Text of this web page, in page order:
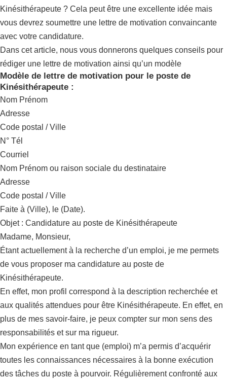
Kinésithérapeute ? Cela peut être une excellente idée mais
vous devrez soumettre une lettre de motivation convaincante
avec votre candidature.
Dans cet article, nous vous donnerons quelques conseils pour
rédiger une lettre de motivation ainsi qu’un modèle
Modèle de lettre de motivation pour le poste de
Kinésithérapeute :
Nom Prénom
Adresse
Code postal / Ville
N° Tél
Courriel
Nom Prénom ou raison sociale du destinataire
Adresse
Code postal / Ville
Faite à (Ville), le (Date).
Objet : Candidature au poste de Kinésithérapeute
Madame, Monsieur,
Étant actuellement à la recherche d’un emploi, je me permets
de vous proposer ma candidature au poste de
Kinésithérapeute.
En effet, mon profil correspond à la description recherchée et
aux qualités attendues pour être Kinésithérapeute. En effet, en
plus de mes savoir-faire, je peux compter sur mon sens des
responsabilités et sur ma rigueur.
Mon expérience en tant que (emploi) m’a permis d’acquérir
toutes les connaissances nécessaires à la bonne exécution
des tâches du poste à pourvoir. Régulièrement confronté aux